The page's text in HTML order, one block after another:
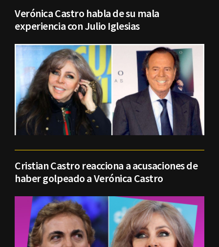
Verónica Castro habla de su mala
experiencia con Julio Iglesias
Cristian Castro reacciona a acusaciones de
haber golpeado a Verónica Castro